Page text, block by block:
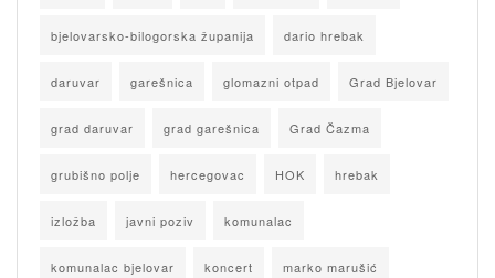
bjelovarsko-bilogorska županija dario hrebak
daruvar garešnica glomazni otpad Grad Bjelovar
grad daruvar grad garešnica Grad Čazma
grubišno polje hercegovac HOK hrebak
izložba javni poziv komunalac
komunalac bjelovar koncert marko marušić